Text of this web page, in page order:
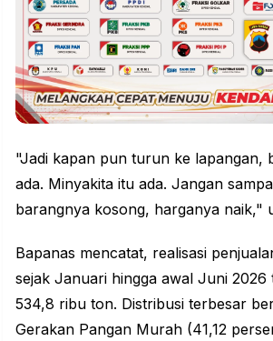
"Jadi kapan pun turun ke lapangan,
ada. Minyakita itu ada. Jangan
barangnya kosong, harganya naik,"
Bapanas mencatat, realisasi
sejak Januari hingga awal Juni 2026
534,8 ribu ton. Distribusi terbesar
Gerakan Pangan Murah (41,12